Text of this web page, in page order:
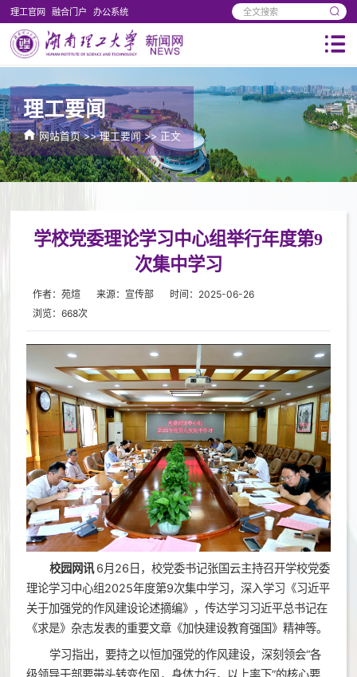
理工官网 融合门户 办公系统
理工要闻
网站首页>>理工要闻>> 正文
学校党委理论学习中心组举行年度第9
次集中学习
作者：苑煊 来源：宣传部
时间：2025-06-26
浏览：668次
校园网讯6月26日，校党委书记张国云主持召开学校党委
理论学习中心组2025年度第9次集中学习，深入学习《习近平
关于加强党的作风建设论述摘编》，传达学习习近平总书记在
《求是》杂志发表的重要文章《加快建设教育强国》精神等。
学习指出，要持之以恒加强党的作风建设，深刻领会“各